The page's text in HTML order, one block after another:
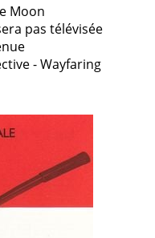
Moon
pas télévisée
- Wayfaring